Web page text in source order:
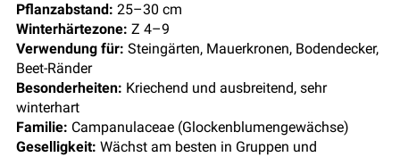
Pflanzabstand: 25–30 cm
Winterhärtezone: Z 4–9
Verwendung für: Steingärten, Mauerkronen, Bodendecker,
Beet-Ränder
Besonderheiten: Kriechend und ausbreitend, sehr
winterhart
Familie: Campanulaceae (Glockenblumengewächse)
Geselligkeit: Wächst am besten in Gruppen und